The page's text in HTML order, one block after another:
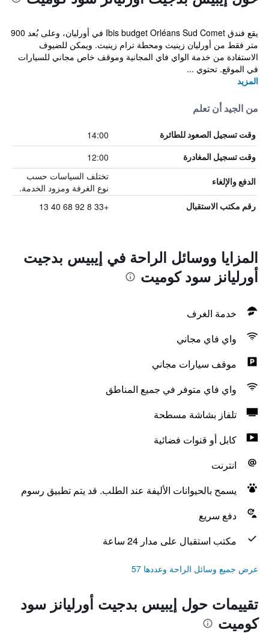
يقع فندق Ibis budget Orléans Sud Comet في أورليان، وعلى بُعد 900
متر فقط من أورليان زينيث ومحطة ترام زينيث. ويمكن للضيوف
الاستفادة من خدمة الواي فاي المجانية وموقف خاص مجاني للسيارات
في الموقع. تحتوي ...
المزيد
من الجيد أن تعلم
وقت تسجيل الصعود للطائرة 14:00
وقت تسجيل المغادرة 12:00
الدفع والإلغاء
تختلف السياسات حسب
نوع الغرفة ومزود الخدمة.
رقم مكتب الاستقبال +33 8 92 68 40 13
المزايا ووسائل الراحة في إيبيس بدجيت
أورليانز سود كوميت
خدمة الغرف
واي فاي مجاني
موقف سيارات مجاني
واي فاي متوفر في جميع المناطق
تلفاز بشاشة مسطحة
كابل أو قنوات فضائية
انترنت
يسمح بالحيوانات الأليفة عند الطلب. قد يتم تطبيق رسوم
دفع سريع
مكتب استقبال على مدار 24 ساعة
عرض جميع وسائل الراحة وعددها 57
تقييمات حول إيبيس بدجيت أورليانز سود
كوميت